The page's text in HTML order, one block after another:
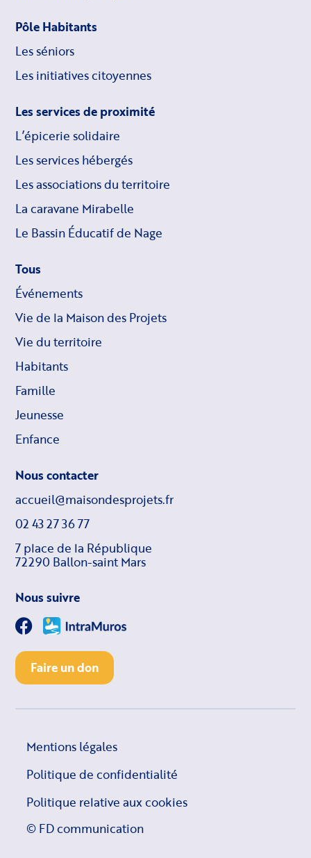
Pôle Habitants
Les séniors
Les initiatives citoyennes
Les services de proximité
L’épicerie solidaire
Les services hébergés
Les associations du territoire
La caravane Mirabelle
Le Bassin Éducatif de Nage
Tous
Événements
Vie de la Maison des Projets
Vie du territoire
Habitants
Famille
Jeunesse
Enfance
Nous contacter
accueil@maisondesprojets.fr
02 43 27 36 77
7 place de la République
72290 Ballon-saint Mars
Nous suivre
Faire un don
Mentions légales
Politique de confidentialité
Politique relative aux cookies
© FD communication